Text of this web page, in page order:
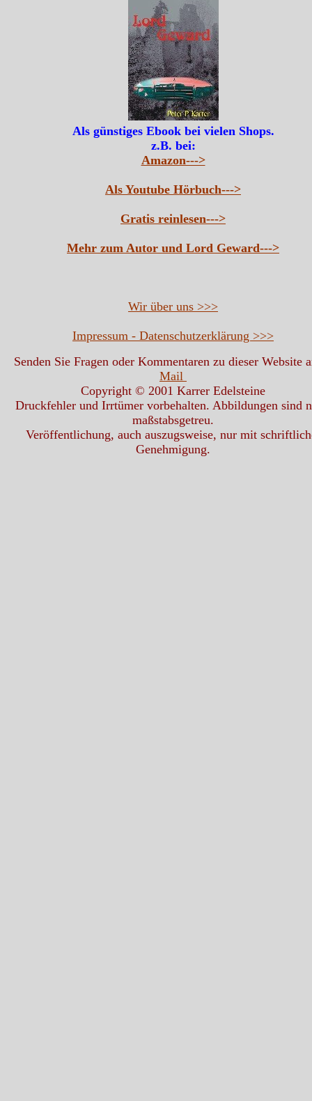
Als günstiges Ebook bei vielen Shops.
z.B. bei:
Amazon--->
Als Youtube Hörbuch--->
Gratis reinlesen--->
Mehr zum Autor und Lord Geward--->
Wir über uns >>>
Impressum - Datenschutzerklärung >>>
Senden Sie Fragen oder Kommentaren zu dieser Website
Mail
Copyright © 2001 Karrer Edelsteine
Druckfehler und Irrtümer vorbehalten. Abbildungen sind
maßstabsgetreu.
Veröffentlichung, auch auszugsweise, nur mit
Genehmigung.